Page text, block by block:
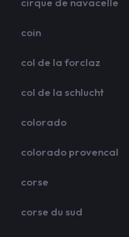
coin
col de la forclaz
col de la schlucht
colorado
colorado provencal
corse
corse du sud